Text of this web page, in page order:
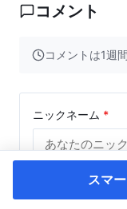
コメント
コメントは1週
ニックネーム *
(5-150
スマ